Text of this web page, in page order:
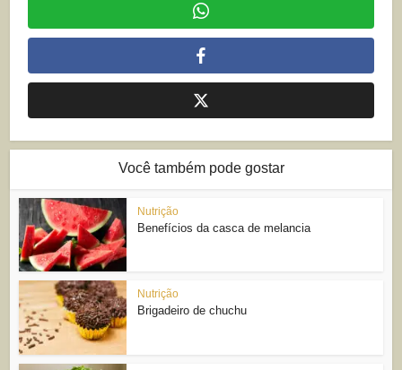
Você também pode gostar
Nutrição
Benefícios da casca de melancia
Nutrição
Brigadeiro de chuchu